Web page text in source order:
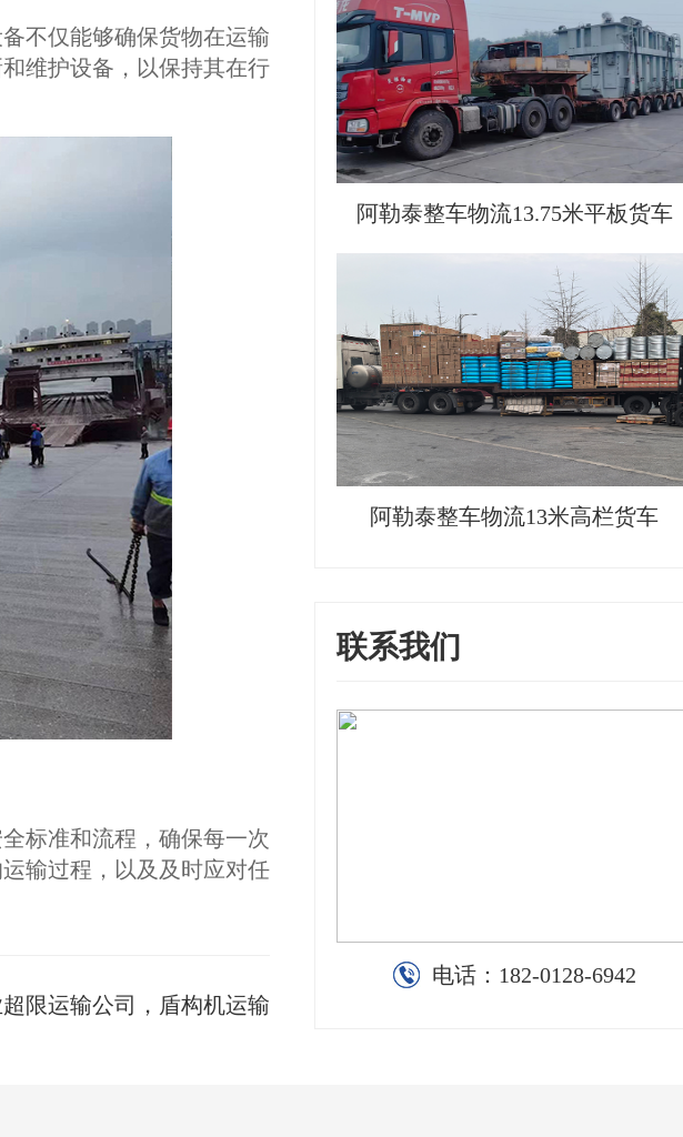
不仅能够确保货物在运输
维护设备，以保持其在行
标准和流程，确保每一次
输过程，以及及时应对任
限运输公司，盾构机运输
阿勒泰整车物流13.75米平板货车
阿勒泰整车物流13米高栏货车
联系我们
电话： 182-0128-6942